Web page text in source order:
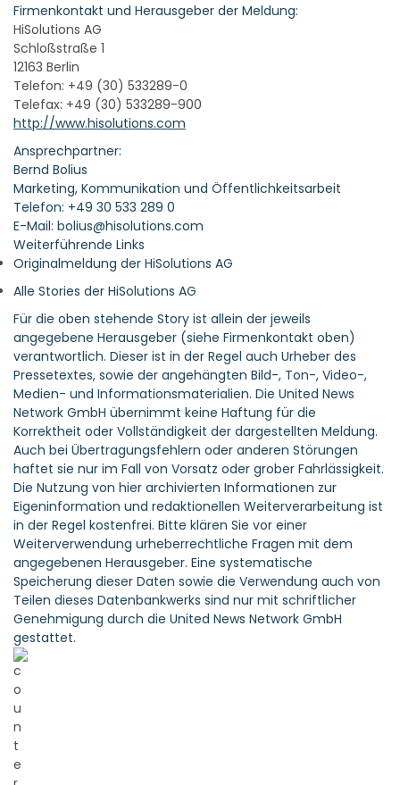
Firmenkontakt und Herausgeber der Meldung:
HiSolutions AG
Schloßstraße 1
12163 Berlin
Telefon: +49 (30) 533289-0
Telefax: +49 (30) 533289-900
http://www.hisolutions.com
Ansprechpartner:
Bernd Bolius
Marketing, Kommunikation und Öffentlichkeitsarbeit
Telefon: +49 30 533 289 0
E-Mail: bolius@hisolutions.com
Weiterführende Links
Originalmeldung der HiSolutions AG
Alle Stories der HiSolutions AG
Für die oben stehende Story ist allein der jeweils
angegebene Herausgeber (siehe Firmenkontakt oben)
verantwortlich. Dieser ist in der Regel auch Urheber des
Pressetextes, sowie der angehängten Bild-, Ton-, Video-,
Medien- und Informationsmaterialien. Die United News
Network GmbH übernimmt keine Haftung für die
Korrektheit oder Vollständigkeit der dargestellten Meldung.
Auch bei Übertragungsfehlern oder anderen Störungen
haftet sie nur im Fall von Vorsatz oder grober Fahrlässigkeit.
Die Nutzung von hier archivierten Informationen zur
Eigeninformation und redaktionellen Weiterverarbeitung ist
in der Regel kostenfrei. Bitte klären Sie vor einer
Weiterverwendung urheberrechtliche Fragen mit dem
angegebenen Herausgeber. Eine systematische
Speicherung dieser Daten sowie die Verwendung auch von
Teilen dieses Datenbankwerks sind nur mit schriftlicher
Genehmigung durch die United News Network GmbH
gestattet.